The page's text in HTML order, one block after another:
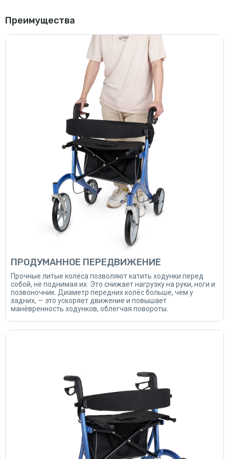
Преимущества
ПРОДУМАННОЕ ПЕРЕДВИЖЕНИЕ
Прочные литые колёса позволяют катить ходунки перед
собой, не поднимая их. Это снижает нагрузку на руки, ноги и
позвоночник. Диаметр передних колёс больше, чем у
задних, — это ускоряет движение и повышает
манёвренность ходунков, облегчая повороты.